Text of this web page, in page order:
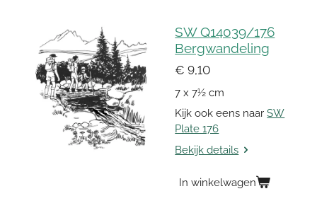
SW Q14039/176
Bergwandeling
€ 9,10
7 x 7½ cm
Kijk ook eens naarSW
Plate 176
Bekijk details
In winkelwagen